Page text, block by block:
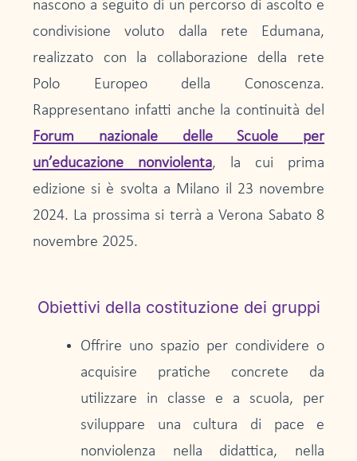
nascono a seguito di un percorso di ascolto e
condivisione voluto dalla rete Edumana,
realizzato con la collaborazione della rete
Polo Europeo della Conoscenza.
Rappresentano infatti anche la continuità del
Forum nazionale delle Scuole per
un’educazione nonviolenta, la cui prima
edizione si è svolta a Milano il 23 novembre
2024. La prossima si terrà a Verona Sabato 8
novembre 2025.
Obiettivi della costituzione dei gruppi
Offrire uno spazio per condividere o
acquisire pratiche concrete da
utilizzare in classe e a scuola, per
sviluppare una cultura di pace e
nonviolenza nella didattica, nella